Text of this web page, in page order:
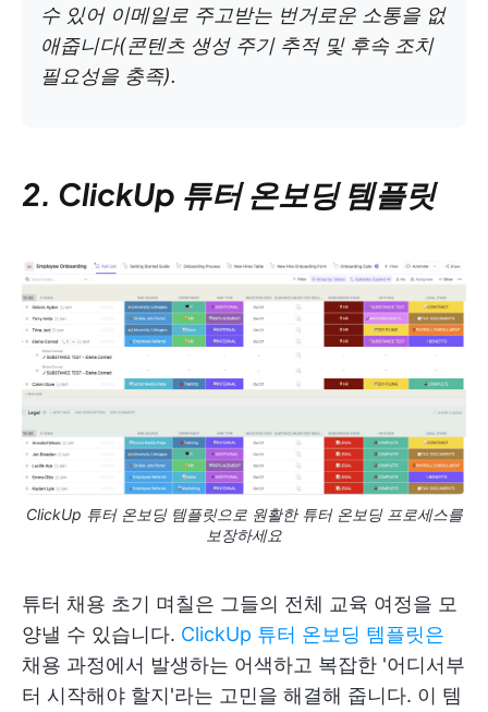
수 있어 이메일로 주고받는 번거로운 소통을 없
애줍니다(콘텐츠 생성 주기 추적 및 후속 조치
필요성을 충족).
2. ClickUp 튜터 온보딩 템플릿
ClickUp 튜터 온보딩 템플릿으로 원활한 튜터 온보딩 프로세스를
보장하세요
튜터 채용 초기 며칠은 그들의 전체 교육 여정을 모
양낼 수 있습니다. ClickUp 튜터 온보딩 템플릿은
채용 과정에서 발생하는 어색하고 복잡한 '어디서부
터 시작해야 할지'라는 고민을 해결해 줍니다. 이 템